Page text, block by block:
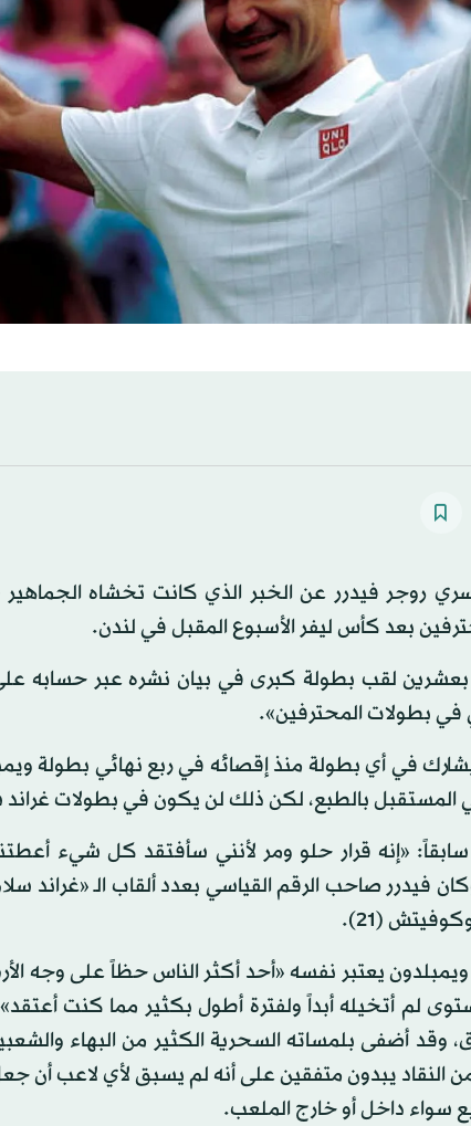
روجر فيدرر عن الخبر الذي كانت تخشاه الجماهير
بعد كأس ليفر الأسبوع المقبل في لندن.
عاماً) الفائز بعشرين لقب بطولة كبرى في بيان نشره عبر
بطولات المحترفين».
بالطبع، لكن ذلك لن يكون في بطولات غراند
«إنه قرار حلو ومر لأنني سأفتقد كل شيء
فيدرر صاحب الرقم القياسي بعدد ألقاب الـ «غراند
ويمبلدون يعتبر نفسه «أحد أكثر الناس حظاً على
لم أتخيله أبداً ولفترة أطول بكثير مما كنت
أضفى بلمساته السحرية الكثير من البهاء
النقاد يبدون متفقين على أنه لم يسبق لأي لاعب أن
سواء داخل أو خارج الملعب.